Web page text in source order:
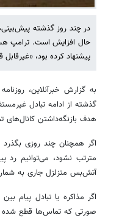
در چند روز گذشته
حال افزایش است. ترامپ
پیشنهاد کرده بود،
به گزارش خبرآنلاین،
گذشته از ادامه تبادل
هدف بازنگه‌داشتن کانال‌های
اگر همچنان چند روزی
آتش‌بس متزلزل جاری به
اگر مذاکره یا تبادل پیام
صورتی که تماس‌ها قطع شده